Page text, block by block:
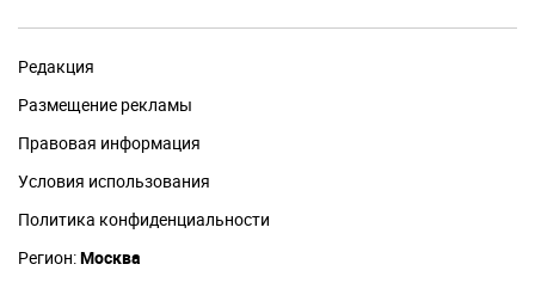
Редакция
Размещение рекламы
Правовая информация
Условия использования
Политика конфиденциальности
Регион:Москва